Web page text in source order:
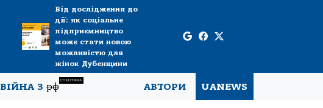
Від дослідження до
дії: як соціальне
підприємництво
може стати новою
можливістю для
жінок Дубенщини
ВІЙНА Зрф
СПЕЦТЕМА
АВТОРИ UANEWS